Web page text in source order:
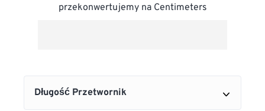
przekonwertujemy na Centimeters